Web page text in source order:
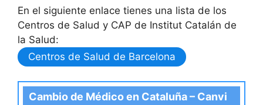
En el siguiente enlace tienes una lista de los
Centros de Salud y CAP de Institut Catalán de
la Salud:
Centros de Salud de Barcelona
Cambio de Médico en Cataluña – Canvi